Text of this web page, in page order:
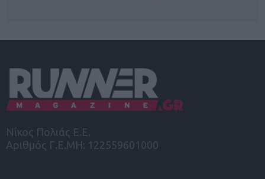
Νίκος Πολιάς Ε.Ε.
Αριθμός Γ.Ε.ΜΗ: 122559601000